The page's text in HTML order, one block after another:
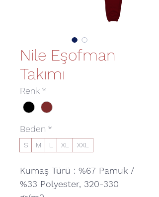
Nile Eşofman
Takımı
Renk *
Beden *
S M L XL XXL
Kumaş Türü : %67 Pamuk /
%33 Polyester, 320-330